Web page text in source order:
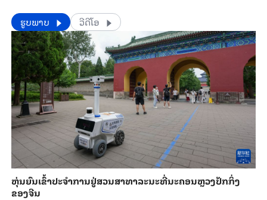
​​ຮູບພາບ ວີດີໂອ
​ຫຸ່ນ​ຍົນ​ເຂົ້າ​ປະ​ຈຳ​ການ​ຢູ່​ສວນ​ສາ​ທາ​ລະ​ນະ​ທີ່​ນະ​ຄອນຫຼວງ​ປັກ​ກິ່ງ​
ຂອງ​ຈີນ